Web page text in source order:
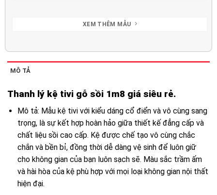
XEM THÊM MẪU
MÔ TẢ
Thanh lý kệ tivi gỗ sồi 1m8 giá siêu rẻ.
Mô tả: Mẫu kệ tivi với kiểu dáng cổ điển và vô cùng sang
trọng, là sự kết hợp hoàn hảo giữa thiết kế đẳng cấp và
chất liệu sồi cao cấp. Kệ được chế tạo vô cùng chắc
chắn và bền bỉ, đồng thời dễ dàng vệ sinh để luôn giữ
cho không gian của bạn luôn sạch sẽ. Màu sắc trầm ấm
và hài hòa của kệ phù hợp với mọi loại không gian nội thất
hiện đại.